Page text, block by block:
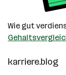
Wie gut
karriere.blog